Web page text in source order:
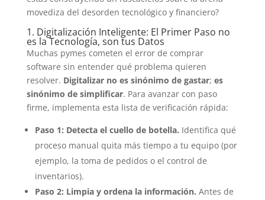
movediza del desorden tecnológico y financiero?
1. Digitalización Inteligente: El Primer Paso no
es la Tecnología, son tus Datos
Muchas pymes cometen el error de comprar
software sin entender qué problema quieren
resolver. Digitalizar no es sinónimo de gastar; es
sinónimo de simplificar. Para avanzar con paso
firme, implementa esta lista de verificación rápida:
Paso 1: Detecta el cuello de botella. Identifica qué
proceso manual quita más tiempo a tu equipo (por
ejemplo, la toma de pedidos o el control de
inventarios).
Paso 2: Limpia y ordena la información. Antes de